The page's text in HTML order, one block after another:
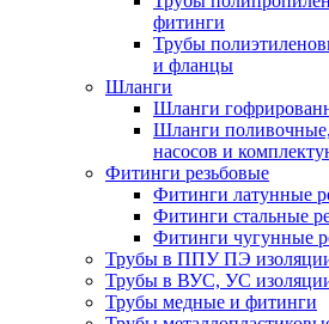
фитинги
Трубы
и фланцы
Шланги
Шланги
Шланги
насосов и
Фитинги резьбовые
Фитинги латунные
Фитинги стальные
Фитинги чугунные
Трубы в ППУ ПЭ
Трубы в ВУС, УС
Трубы медные и фитинги